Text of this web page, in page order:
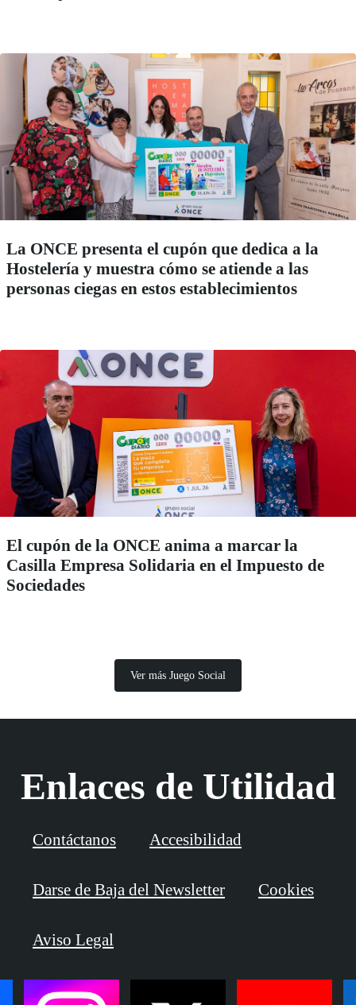
La ONCE presenta el cupón que dedica a la
Hostelería y muestra cómo se atiende a las
personas ciegas en estos establecimientos
El cupón de la ONCE anima a marcar la
Casilla Empresa Solidaria en el Impuesto de
Sociedades
Ver más Juego Social
Enlaces de Utilidad
Contáctanos Accesibilidad
Darse de Baja del Newsletter Cookies
Aviso Legal